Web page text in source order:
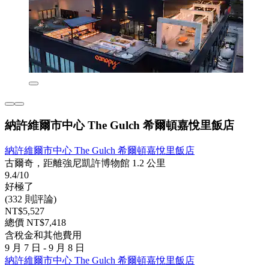
納許維爾市中心 The Gulch 希爾頓嘉悅里飯店
納許維爾市中心 The Gulch 希爾頓嘉悅里飯店
古爾奇，距離強尼凱許博物館 1.2 公里
9.4/10
好極了
(332 則評論)
NT$5,527
總價 NT$7,418
含稅金和其他費用
9 月 7 日 - 9 月 8 日
納許維爾市中心 The Gulch 希爾頓嘉悅里飯店